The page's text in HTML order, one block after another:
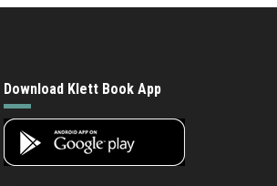
Download Klett Book App